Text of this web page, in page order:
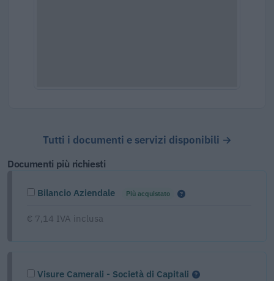
Tutti i documenti e servizi disponibili →
Documenti più richiesti
Bilancio Aziendale Più acquistato
€ 7,14 IVA inclusa
Visure Camerali - Società di Capitali